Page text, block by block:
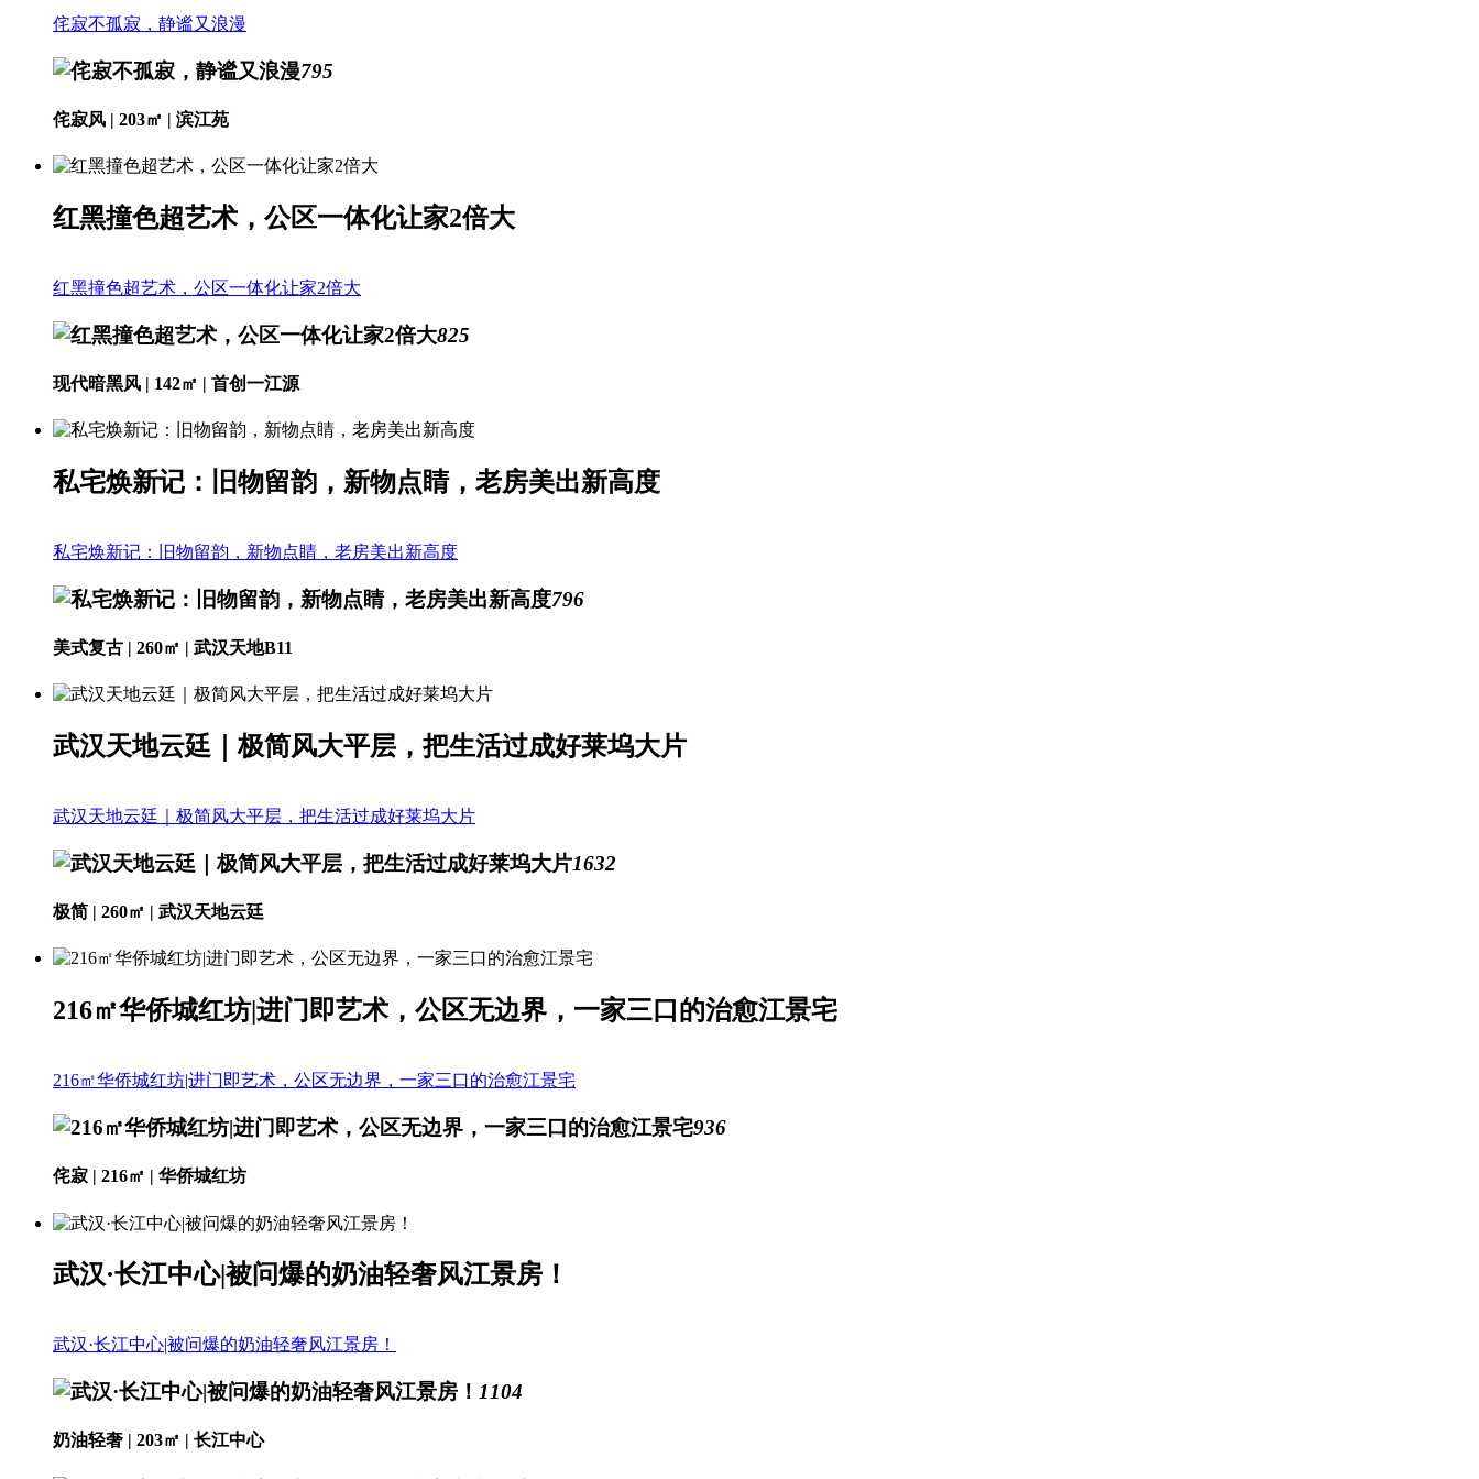
侘寂不孤寂，静谧又浪漫
795
侘寂风 | 203㎡ | 滨江苑
红黑撞色超艺术，公区一体化让家2倍大
红黑撞色超艺术，公区一体化让家2倍大
825
现代暗黑风 | 142㎡ | 首创一江源
私宅焕新记：旧物留韵，新物点睛，老房美出新高度
私宅焕新记：旧物留韵，新物点睛，老房美出新高度
796
美式复古 | 260㎡ | 武汉天地B11
武汉天地云廷｜极简风大平层，把生活过成好莱坞大片
武汉天地云廷｜极简风大平层，把生活过成好莱坞大片
1632
极简 | 260㎡ | 武汉天地云廷
216㎡华侨城红坊|进门即艺术，公区无边界，一家三口的治愈江景宅
216㎡华侨城红坊|进门即艺术，公区无边界，一家三口的治愈江景宅
936
侘寂 | 216㎡ | 华侨城红坊
武汉·长江中心|被问爆的奶油轻奢风江景房！
武汉·长江中心|被问爆的奶油轻奢风江景房！
1104
奶油轻奢 | 203㎡ | 长江中心